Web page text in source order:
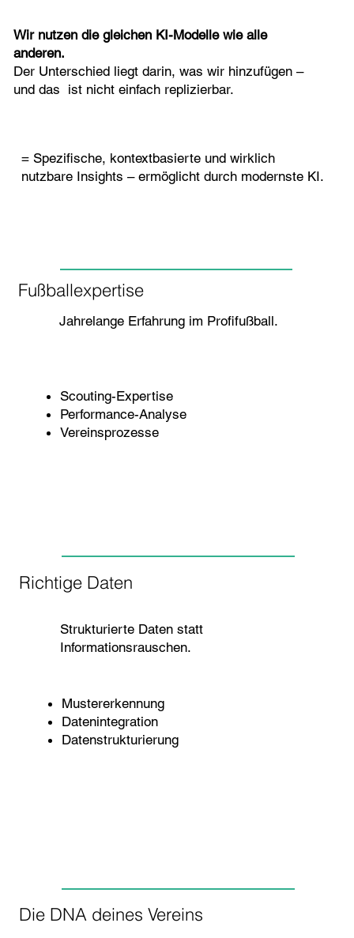
Wir nutzen die gleichen KI-Modelle wie alle
anderen.
Der Unterschied liegt darin, was wir hinzufügen –
und das ist nicht einfach replizierbar.
Fußballexpertise
Jahrelange Erfahrung im Profifußball.
Scouting-Expertise
Performance-Analyse
Vereinsprozesse
= Spezifische, kontextbasierte und wirklich
nutzbare Insights – ermöglicht durch modernste KI.
Richtige Daten
Strukturierte Daten statt
Informationsrauschen.
Mustererkennung
Datenintegration
Datenstrukturierung
Die DNA deines Vereins